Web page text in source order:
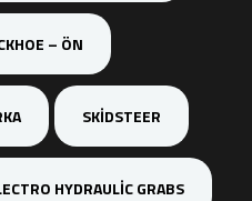
– ÖN
SKIDSTEER
HYDRAULIC GRABS